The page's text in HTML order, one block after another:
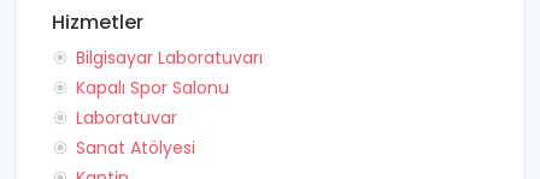
Hizmetler
Bilgisayar Laboratuvarı
Kapalı Spor Salonu
Laboratuvar
Sanat Atölyesi